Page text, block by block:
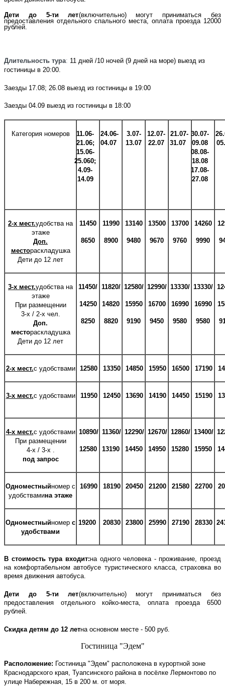
Дети до 5-ти лет(включительно) могут приниматься без
предоставления отдельного спального места, оплата проезда 12000
рублей.
Длительность тура: 11 дней /10 ночей (9 дней на море) выезд из
гостиницы в 20:00.
Заезды 17.08; 26.08 выезд из гостиницы в 19:00
Заезды 04.09 выезд из гостиницы в 18:00
Категория номеров
11.06-
21.06;
15.06-
25.060;
4.09-
14.09
24.06-
04.07
3.07-
13.07
12.07-
22.07
21.07-
31.07
30.07-
09.08
08.08-
18.08
17.08-
27.08
2-х мест.удобства на
этаже
Доп.
местораскладушка
Дети до 12 лет
11450
8650
11990
8900
13140
9480
13500
9670
13700
9760
14260
9990
3-х мест.удобства на
этаже
При размещении
3-х / 2-х чел.
Доп.
местораскладушка
Дети до 12 лет
11450/
14250
8250
11820/
14820
8820
12580/
15950
9190
12990/
16700
9450
13330/
16990
9580
13330/
16990
9580
2-х мест.с удобствами 12580 13350 14850 15950 16500 17190
3-х мест.с удобствами 11950 12450 13690 14190 14450 15190
4-х мест.с удобствами
При размещении
4-х / 3-х .
под запрос
10890/
12580
11360/
13190
12290/
14450
12670/
14950
12860/
15280
13400/
15950
Одноместныйномер с
удобствамина этаже
16990 18190 20450 21200 21580 22700
Одноместныйномер с
удобствами
19200 20830 23800 25990 27190 28330
В стоимость тура входит:на одного человека - проживание, проезд
на комфортабельном автобусе туристического класса, страховка во
время движения автобуса.
Дети до 5-ти лет(включительно) могут приниматься без
предоставления отдельного койко-места, оплата проезда 6500
рублей.
Скидка детям до 12 летна основном месте - 500 руб.
Гостиница "Эдем"
Расположение: Гостиница "Эдем" расположена в курортной зоне
Краснодарского края, Туапсинского района в посёлке Лермонтово по
улице Набережная, 15 в 200 м. от моря.